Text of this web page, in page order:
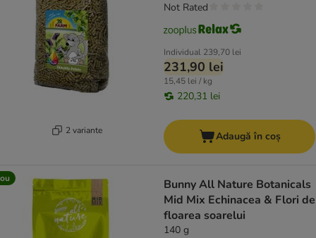
2 variante
Individual 239,70 lei
231,90 lei
15,45 lei / kg
220,31 lei
Not Rated
Adaugă în coș
Bunny All Nature Botanicals
Mid Mix Echinacea & Flori de
floarea soarelui
140 g